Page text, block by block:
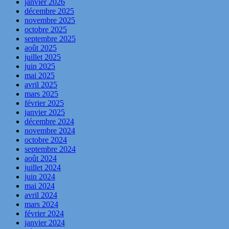
janvier 2026
décembre 2025
novembre 2025
octobre 2025
septembre 2025
août 2025
juillet 2025
juin 2025
mai 2025
avril 2025
mars 2025
février 2025
janvier 2025
décembre 2024
novembre 2024
octobre 2024
septembre 2024
août 2024
juillet 2024
juin 2024
mai 2024
avril 2024
mars 2024
février 2024
janvier 2024